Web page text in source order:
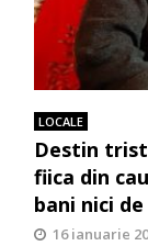
LOCALE
Destin trist
fiica din
bani nici
16 ianuarie